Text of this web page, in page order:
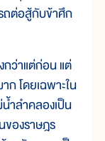
ถต่อสู้กับข้าศึก
าแต่ก่อน แต่
ก โดยเฉพาะใน
ำลำคลองเป็น
ของราษฎร